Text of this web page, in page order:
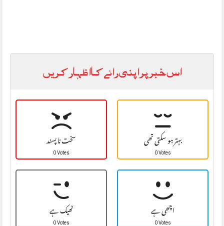
اس خبر پر اپنی رائے کا اظہار کریں
سخت نا پسند
0 Votes بہتر ہو سکتی تھی
0 Votes
ٹھیک ہے
0 Votes اچھی ہے
0 Votes